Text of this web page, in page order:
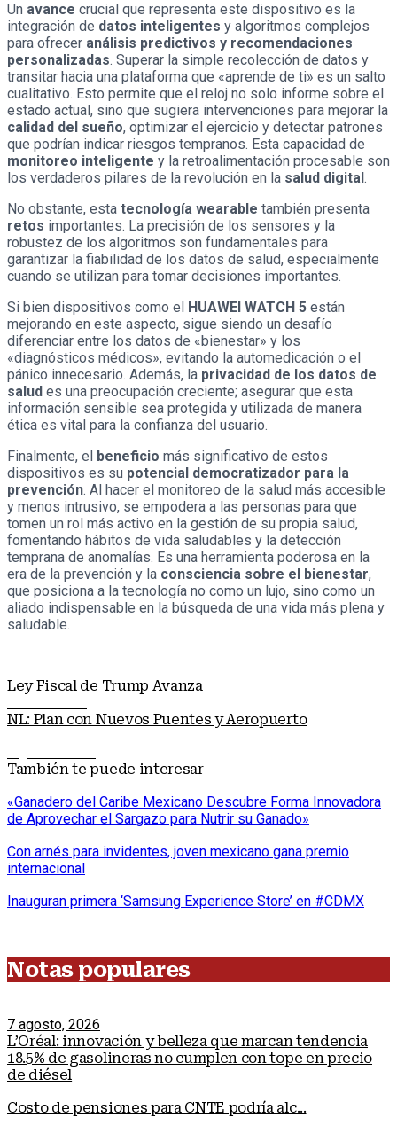
Un avance crucial que representa este dispositivo es la
integración de datos inteligentes y algoritmos complejos
para ofrecer análisis predictivos y recomendaciones
personalizadas. Superar la simple recolección de datos y
transitar hacia una plataforma que «aprende de ti» es un salto
cualitativo. Esto permite que el reloj no solo informe sobre el
estado actual, sino que sugiera intervenciones para mejorar la
calidad del sueño, optimizar el ejercicio y detectar patrones
que podrían indicar riesgos tempranos. Esta capacidad de
monitoreo inteligente y la retroalimentación procesable son
los verdaderos pilares de la revolución en la salud digital.
No obstante, esta tecnología wearable también presenta
retos importantes. La precisión de los sensores y la
robustez de los algoritmos son fundamentales para
garantizar la fiabilidad de los datos de salud, especialmente
cuando se utilizan para tomar decisiones importantes.
Si bien dispositivos como el HUAWEI WATCH 5 están
mejorando en este aspecto, sigue siendo un desafío
diferenciar entre los datos de «bienestar» y los
«diagnósticos médicos», evitando la automedicación o el
pánico innecesario. Además, la privacidad de los datos de
salud es una preocupación creciente; asegurar que esta
información sensible sea protegida y utilizada de manera
ética es vital para la confianza del usuario.
Finalmente, el beneficio más significativo de estos
dispositivos es su potencial democratizador para la
prevención. Al hacer el monitoreo de la salud más accesible
y menos intrusivo, se empodera a las personas para que
tomen un rol más activo en la gestión de su propia salud,
fomentando hábitos de vida saludables y la detección
temprana de anomalías. Es una herramienta poderosa en la
era de la prevención y la consciencia sobre el bienestar,
que posiciona a la tecnología no como un lujo, sino como un
aliado indispensable en la búsqueda de una vida más plena y
saludable.
Ley Fiscal de Trump Avanza
NL: Plan con Nuevos Puentes y Aeropuerto
También te puede interesar
«Ganadero del Caribe Mexicano Descubre Forma Innovadora
de Aprovechar el Sargazo para Nutrir su Ganado»
Con arnés para invidentes, joven mexicano gana premio
internacional
Inauguran primera ‘Samsung Experience Store’ en #CDMX
Notas populares
7 agosto, 2026
L’Oréal: innovación y belleza que marcan tendencia
18.5% de gasolineras no cumplen con tope en precio
de diésel
Costo de pensiones para CNTE podría alc...